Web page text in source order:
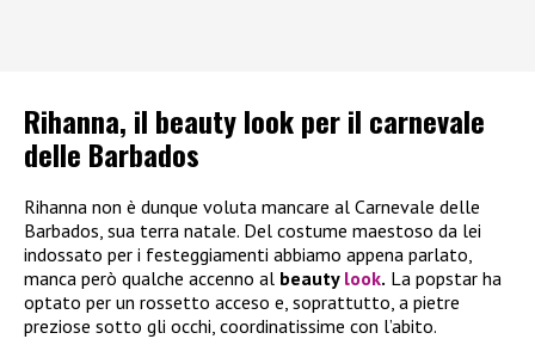
Rihanna, il beauty look per il carnevale
delle Barbados
Rihanna non è dunque voluta mancare al Carnevale delle
Barbados, sua terra natale. Del costume maestoso da lei
indossato per i festeggiamenti abbiamo appena parlato,
manca però qualche accenno al beauty look. La popstar ha
optato per un rossetto acceso e, soprattutto, a pietre
preziose sotto gli occhi, coordinatissime con l’abito.